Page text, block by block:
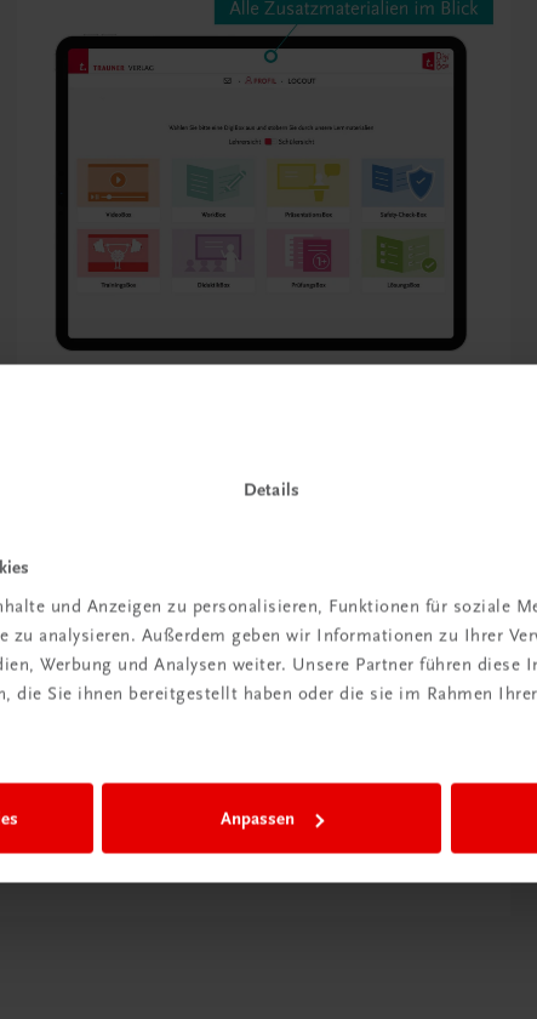
Details
und Anzeigen zu personalisieren, Funktionen für soziale
zu analysieren. Außerdem geben wir Informationen zu Ihrer
Werbung und Analysen weiter. Unsere Partner führen diese
die Sie ihnen bereitgestellt haben oder die sie im Rahmen
Anpassen
Das Lehrer/innen-Begleitpaket steht Ihnen als
Lehrer/inn exklusiv zur Verfügung.